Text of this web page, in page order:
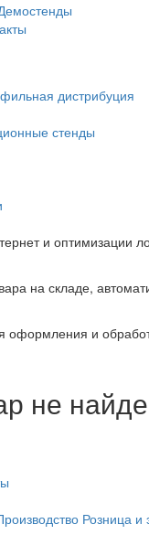
дистрибуция
стенды
и оптимизации
на складе,
оформления и
не
Розница и